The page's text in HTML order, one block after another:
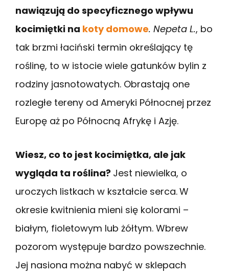
nawiązują do specyficznego wpływu
kocimiętki na koty domowe. Nepeta L., bo
tak brzmi łaciński termin określający tę
roślinę, to w istocie wiele gatunków bylin z
rodziny jasnotowatych. Obrastają one
rozległe tereny od Ameryki Północnej przez
Europę aż po Północną Afrykę i Azję.
Wiesz, co to jest kocimiętka, ale jak
wygląda ta roślina? Jest niewielka, o
uroczych listkach w kształcie serca.W
okresie kwitnienia mieni się kolorami –
białym, fioletowym lub żółtym. Wbrew
pozorom występuje bardzo powszechnie.
Jej nasiona można nabyć w sklepach